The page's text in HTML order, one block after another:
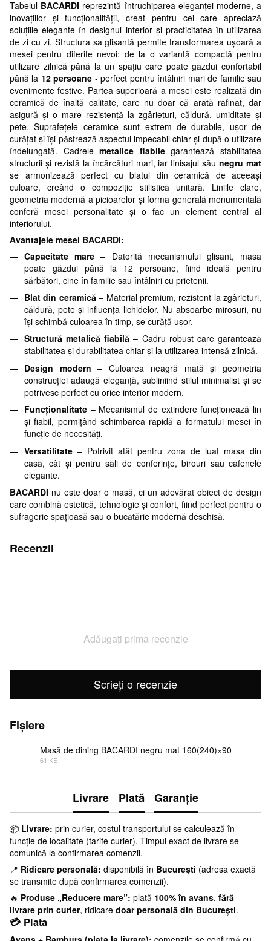
Tabelul BACARDI reprezintă întruchiparea eleganței moderne, a
inovațiilor și funcționalității, creat pentru cei care apreciază
soluțiile elegante în designul interior și practicitatea în utilizarea
de zi cu zi. Structura sa glisantă permite transformarea ușoară a
mesei pentru diferite nevoi: de la o variantă compactă pentru
utilizare zilnică până la un spațiu care poate găzdui confortabil
până la 12 persoane - perfect pentru întâlniri mari de familie sau
evenimente festive. Partea superioară a mesei este realizată din
ceramică de înaltă calitate, care nu doar că arată rafinat, dar
asigură și o mare rezistență la zgârieturi, căldură, umiditate și
pete. Suprafețele ceramice sunt extrem de durabile, ușor de
curățat și își păstrează aspectul impecabil chiar și după o utilizare
îndelungată. Cadrelemetalice fiabilegarantează stabilitatea
structurii și rezistă la încărcături mari, iar finisajul săunegru mat
se armonizează perfect cu blatul din ceramică de aceeași
culoare, creând o compoziție stilistică unitară. Liniile clare,
geometria modernă a picioarelor și forma generală monumentală
conferă mesei personalitate și o fac un element central al
interiorului.
Avantajele mesei BACARDI:
Capacitate mare – Datorită mecanismului glisant, masa
poate găzdui până la 12 persoane, fiind ideală pentru
sărbători, cine în familie sau întâlniri cu prietenii.
Blat din ceramică– Material premium, rezistent la zgârieturi,
căldură, pete și influența lichidelor. Nu absoarbe mirosuri, nu
își schimbă culoarea în timp, se curăță ușor.
Structură metalică fiabilă – Cadru robust care garantează
stabilitatea și durabilitatea chiar și la utilizarea intensă zilnică.
Design modern – Culoarea neagră mată și geometria
construcției adaugă eleganță, subliniind stilul minimalist și se
potrivesc perfect cu orice interior modern.
Funcționalitate – Mecanismul de extindere funcționează lin
și fiabil, permițând schimbarea rapidă a formatului mesei în
funcție de necesități.
Versatilitate – Potrivit atât pentru zona de luat masa din
casă, cât și pentru săli de conferințe, birouri sau cafenele
elegante.
BACARDI nu este doar o masă, ci un adevărat obiect de design
care combină estetică, tehnologie și confort, fiind perfect pentru o
sufragerie spațioasă sau o bucătărie modernă deschisă.
Recenzii
Adăugați prima recenzie
Scrieți o recenzie
Fișiere
Masă de dining BACARDI negru mat 160(240)×90
61 КБ
Livrare Plată Garanție
📦 Livrare: prin curier, costul transportului se calculează în
funcție de localitate (tarife curier). Timpul exact de livrare se
comunică la confirmarea comenzii.
📍 Ridicare personală: disponibilă în București (adresa exactă
se transmite după confirmarea comenzii).
🔥 Produse „Reducere mare”: plată 100% în avans, fără
livrare prin curier, ridicare doar personală din București.
💳 Plata